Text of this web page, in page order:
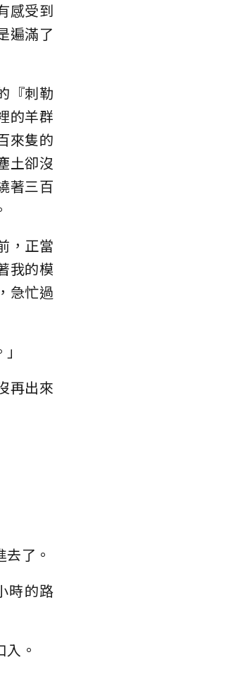
感受到
遍滿了
『刺勒
的羊群
來隻的
土卻沒
著三百
，正當
我的模
急忙過
再出來
了。
時的路
。